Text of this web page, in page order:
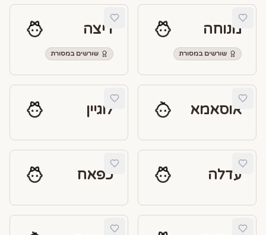
מנוחה
שורשים במסורת
דיצה
שורשים במסורת
אוסאמא לוגיין
עדלה כפאח